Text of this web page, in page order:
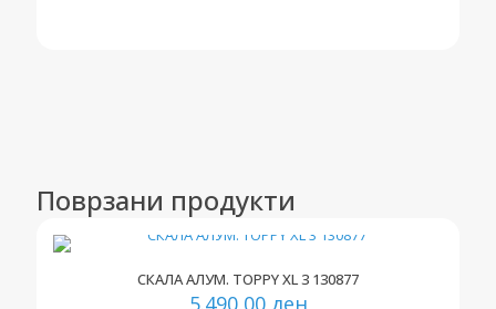
Поврзани продукти
СКАЛА АЛУМ. TOPPY XL 3 130877
5.490,00 ден